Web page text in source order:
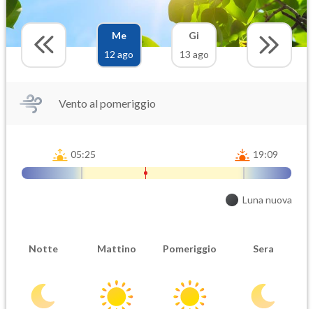
Me
12 ago
Gi
13 ago
Vento al pomeriggio
05:25 19:09
Luna nuova
Notte Mattino Pomeriggio Sera